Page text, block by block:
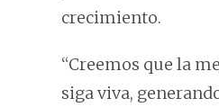
crecimiento.
“Creemos que la
siga viva,